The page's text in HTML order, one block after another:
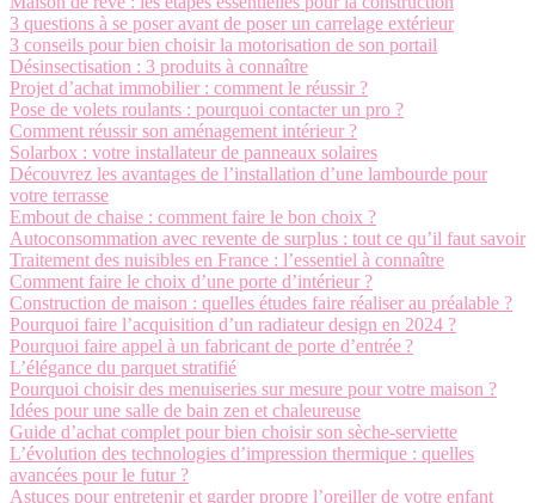
3 questions à se poser avant de poser un carrelage extérieur
3 conseils pour bien choisir la motorisation de son portail
Désinsectisation : 3 produits à connaître
Projet d’achat immobilier : comment le réussir ?
Pose de volets roulants : pourquoi contacter un pro ?
Comment réussir son aménagement intérieur ?
Solarbox : votre installateur de panneaux solaires
Découvrez les avantages de l’installation d’une lambourde pour
votre terrasse
Embout de chaise : comment faire le bon choix ?
Autoconsommation avec revente de surplus : tout ce qu’il faut savoir
Traitement des nuisibles en France : l’essentiel à connaître
Comment faire le choix d’une porte d’intérieur ?
Construction de maison : quelles études faire réaliser au préalable ?
Pourquoi faire l’acquisition d’un radiateur design en 2024 ?
Pourquoi faire appel à un fabricant de porte d’entrée ?
L’élégance du parquet stratifié
Pourquoi choisir des menuiseries sur mesure pour votre maison ?
Idées pour une salle de bain zen et chaleureuse
Guide d’achat complet pour bien choisir son sèche-serviette
L’évolution des technologies d’impression thermique : quelles
avancées pour le futur ?
Astuces pour entretenir et garder propre l’oreiller de votre enfant